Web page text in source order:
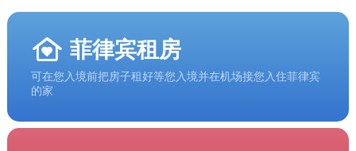
菲律宾租房
可在您入境前把房子租好等您入境并在机场接您入住菲律宾
的家